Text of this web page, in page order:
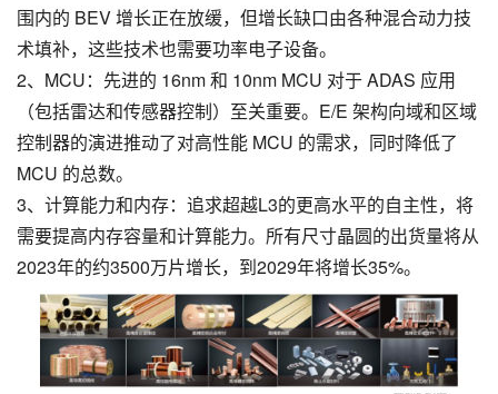
围内的 BEV 增长正在放缓，但增长缺口由各种混合动力技
术填补，这些技术也需要功率电子设备。
2、MCU：先进的 16nm 和 10nm MCU 对于 ADAS 应用
（包括雷达和传感器控制）至关重要。E/E 架构向域和区域
控制器的演进推动了对高性能 MCU 的需求，同时降低了
MCU 的总数。
3、计算能力和内存：追求超越L3的更高水平的自主性，将
需要提高内存容量和计算能力。所有尺寸晶圆的出货量将从
2023年的约3500万片增长，到2029年将增长35%。